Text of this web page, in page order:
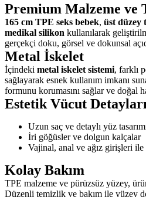
Premium Malzeme ve
165 cm TPE seks bebek, üst düzey
medikal silikon kullanılarak
gerçekçi doku, görsel ve dokunsal
Metal İskelet
İçindeki metal iskelet sistemi, farklı
sağlayarak esnek kullanım imkanı
formunu korumasını sağlar ve doğal
Estetik Vücut Detayları
Uzun saç ve detaylı yüz
İri göğüsler ve dolgun kalçalar
Vajinal, anal ve ağız girişleri
Kolay Bakım
TPE malzeme ve pürüzsüz yüzey,
Düzenli temizlik ve bakım ile yüzey